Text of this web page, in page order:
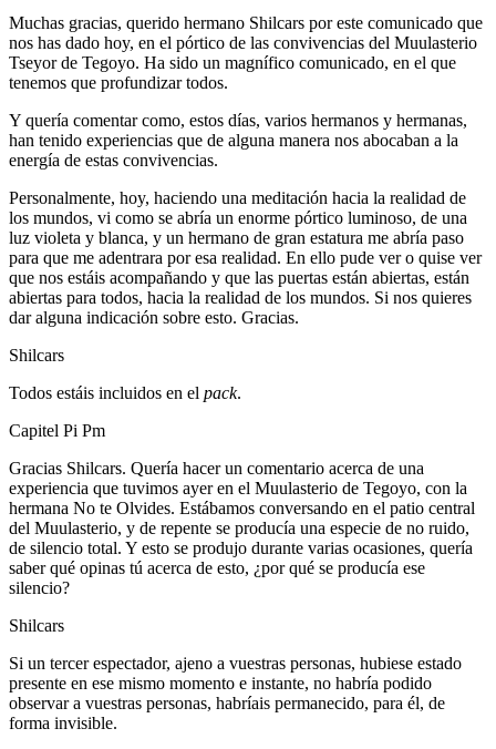
Muchas gracias, querido hermano Shilcars por este comunicado que
nos has dado hoy, en el pórtico de las convivencias del Muulasterio
Tseyor de Tegoyo. Ha sido un magnífico comunicado, en el que
tenemos que profundizar todos.
Y quería comentar como, estos días, varios hermanos y hermanas,
han tenido experiencias que de alguna manera nos abocaban a la
energía de estas convivencias.
Personalmente, hoy, haciendo una meditación hacia la realidad de
los mundos, vi como se abría un enorme pórtico luminoso, de una
luz violeta y blanca, y un hermano de gran estatura me abría paso
para que me adentrara por esa realidad. En ello pude ver o quise ver
que nos estáis acompañando y que las puertas están abiertas, están
abiertas para todos, hacia la realidad de los mundos. Si nos quieres
dar alguna indicación sobre esto. Gracias.
Shilcars
Todos estáis incluidos en el pack.
Capitel Pi Pm
Gracias Shilcars. Quería hacer un comentario acerca de una
experiencia que tuvimos ayer en el Muulasterio de Tegoyo, con la
hermana No te Olvides. Estábamos conversando en el patio central
del Muulasterio, y de repente se producía una especie de no ruido,
de silencio total. Y esto se produjo durante varias ocasiones, quería
saber qué opinas tú acerca de esto, ¿por qué se producía ese
silencio?
Shilcars
Si un tercer espectador, ajeno a vuestras personas, hubiese estado
presente en ese mismo momento e instante, no habría podido
observar a vuestras personas, habríais permanecido, para él, de
forma invisible.